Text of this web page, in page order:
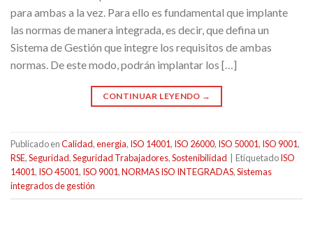
para ambas a la vez. Para ello es fundamental que implante
las normas de manera integrada, es decir, que defina un
Sistema de Gestión que integre los requisitos de ambas
normas. De este modo, podrán implantar los […]
CONTINUAR LEYENDO →
Publicado enCalidad,energia, ISO 14001, ISO 26000, ISO 50001, ISO 9001,
RSE,Seguridad,Seguridad Trabajadores,Sostenibilidad EtiquetadoISO
14001, ISO 45001, ISO 9001,NORMAS ISO INTEGRADAS,Sistemas
integrados de gestión